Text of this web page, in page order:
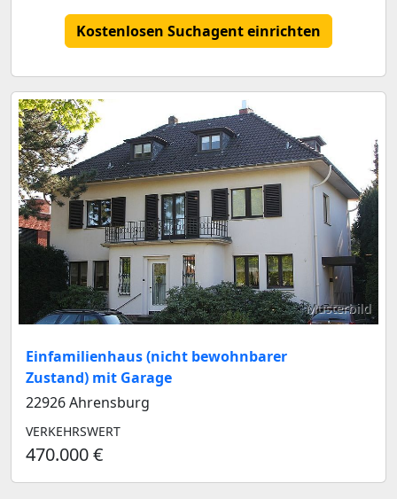
Kostenlosen Suchagent einrichten
Musterbild
Einfamilienhaus (nicht bewohnbarer
Zustand) mit Garage
22926 Ahrensburg
VERKEHRSWERT
470.000 €